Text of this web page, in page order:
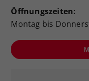
Öffnungszeiten:
Montag bis